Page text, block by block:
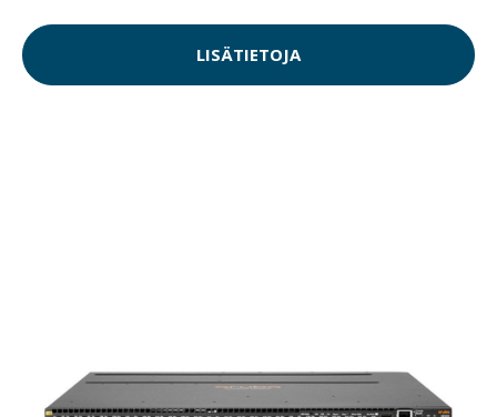
LISÄTIETOJA